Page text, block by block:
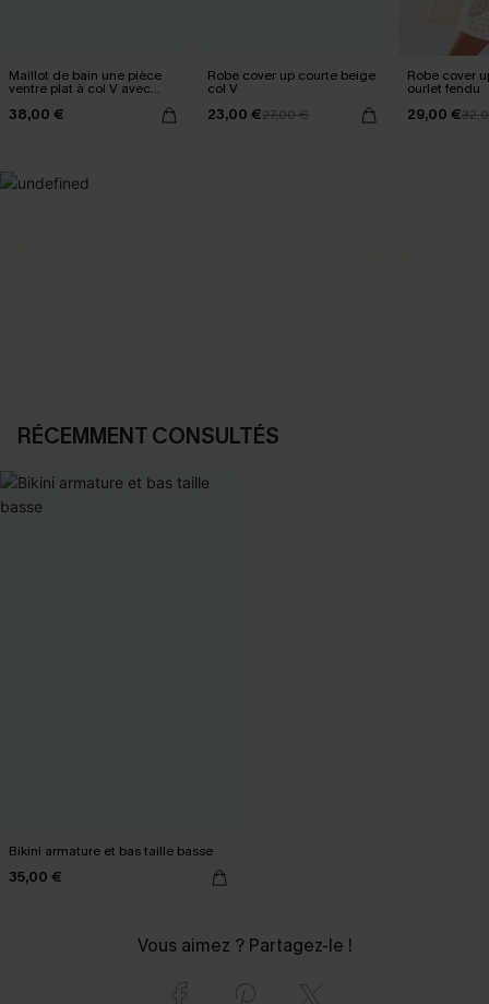
Maillot de bain une pièce
ventre plat à col V avec
38,00 €
Robe cover up courte beige
col V
23,00 €27,00 €
Robe cover
ourlet fendu
29,00 €
RÉCEMMENT CONSULTÉS
Bikini armature et bas taille basse
35,00 €
Vous aimez ? Partagez-le !